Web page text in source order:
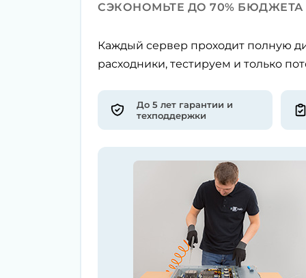
СЭКОНОМЬТЕ ДО 70% БЮДЖЕТА
Каждый сервер проходит полную
расходники, тестируем и только
До 5 лет гарантии и
техподдержки